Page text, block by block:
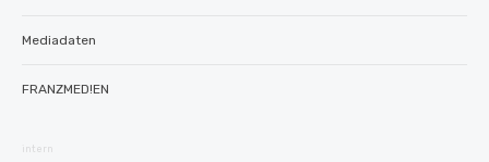
Mediadaten
FRANZMED!EN
intern